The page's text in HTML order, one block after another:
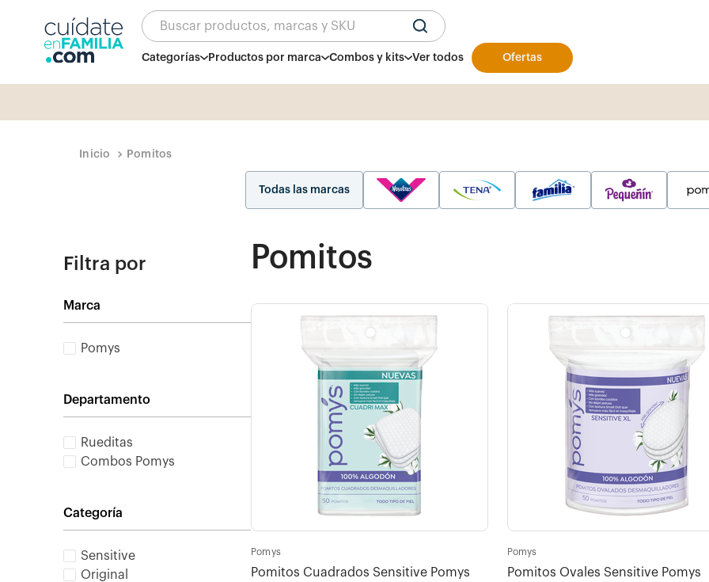
Buscar productos, marcas y SKU
Categorías Productos por marca Combos y kits Ver todos Ofertas
Pomitos
Todas las marcas
Filtra por
Marca
Pomys
Departamento
Rueditas
Combos Pomys
Categoría
Sensitive
Original
Pomitos
Pomys
Pomitos Cuadrados Sensitive Pomys
Pomys
Pomitos Ovales Sensitive Pomys